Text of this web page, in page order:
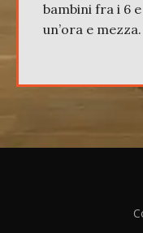
bambini fra i 6
un’ora e